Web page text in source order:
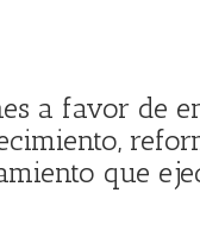
a favor de
que